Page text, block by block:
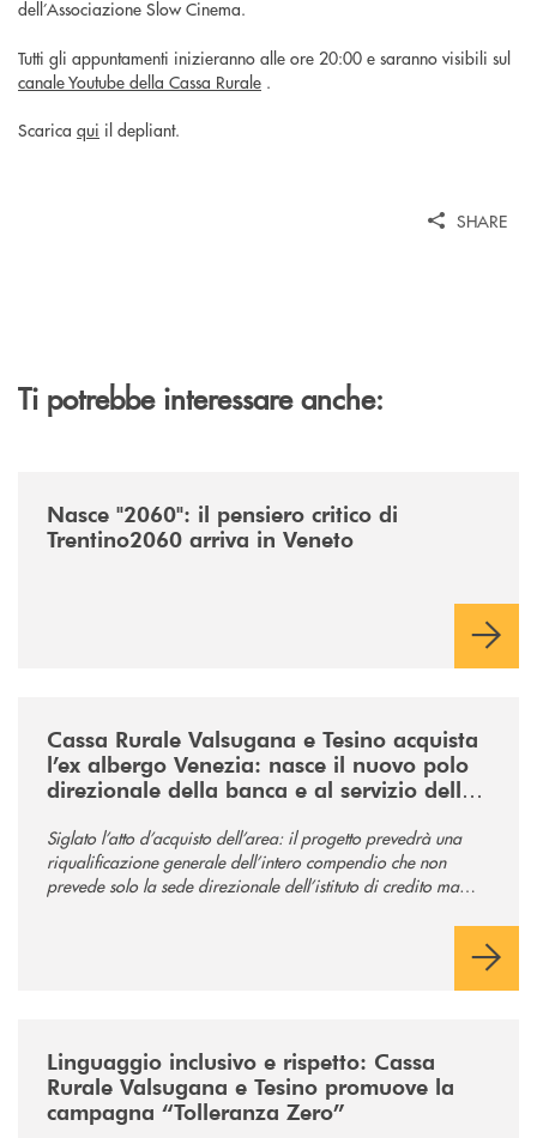
dell’Associazione Slow Cinema.
Tutti gli appuntamenti inizieranno alle ore 20:00 e saranno visibili sul
canale Youtube della Cassa Rurale .
Scarica qui il depliant.
SHARE
Ti potrebbe interessare anche:
Nasce "2060": il pensiero critico di
Trentino2060 arriva in Veneto
Cassa Rurale Valsugana e Tesino acquista
l’ex albergo Venezia: nasce il nuovo polo
direzionale della banca e al servizio della
Siglato l’atto d’acquisto dell’area: il progetto prevedrà una
riqualificazione generale dell’intero compendio che non
prevede solo la sede direzionale dell’istituto di credito ma
Linguaggio inclusivo e rispetto: Cassa
Rurale Valsugana e Tesino promuove la
campagna “Tolleranza Zero”